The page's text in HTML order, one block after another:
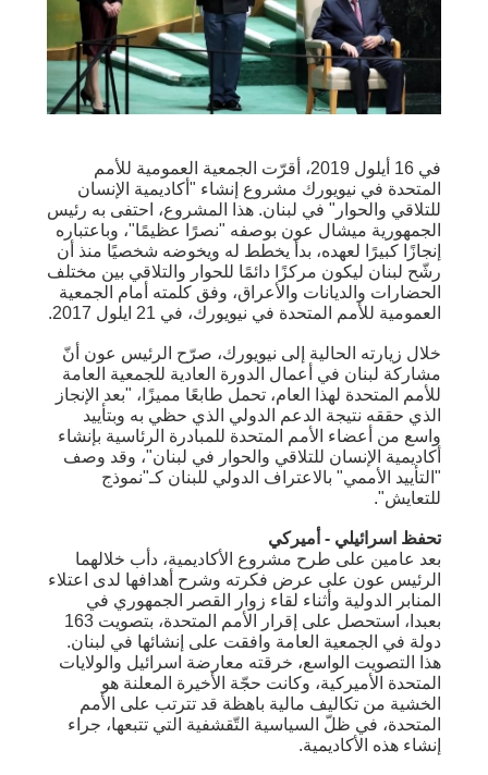
في 16 أيلول 2019، أقرّت الجمعية العمومية للأمم
المتحدة في نيويورك مشروع إنشاء "أكاديمية الإنسان
للتلاقي والحوار" في لبنان. هذا المشروع، احتفى به رئيس
الجمهورية ميشال عون بوصفه "نصرًا عظيمًا"، وباعتباره
إنجازًا كبيرًا لعهده، بدأ يخطط له ويخوضه شخصيًا منذ أن
رشّح لبنان ليكون مركزًا دائمًا للحوار والتلاقي بين مختلف
الحضارات والديانات والأعراق، وفق كلمته أمام الجمعية
العمومية للأمم المتحدة في نيويورك، في 21 ايلول 2017.
خلال زيارته الحالية إلى نيويورك، صرّح الرئيس عون أنّ
مشاركة لبنان في أعمال الدورة العادية للجمعية العامة
للأمم المتحدة لهذا العام، تحمل طابعًا مميزًا، "بعد الإنجاز
الذي حققه نتيجة الدعم الدولي الذي حظي به وبتأييد
واسع من أعضاء الأمم المتحدة للمبادرة الرئاسية بإنشاء
أكاديمية الإنسان للتلاقي والحوار في لبنان"، وقد وصف
"التأييد الأممي" بالاعتراف الدولي للبنان كـ"نموذج
للتعايش".
تحفظ اسرائيلي - أميركي
بعد عامين على طرح مشروع الأكاديمية، دأب خلالهما
الرئيس عون على عرض فكرته وشرح أهدافها لدى اعتلاء
المنابر الدولية وأثناء لقاء زوار القصر الجمهوري في
بعبدا، استحصل على إقرار الأمم المتحدة، بتصويت 163
دولة في الجمعية العامة وافقت على إنشائها في لبنان.
هذا التصويت الواسع، خرقته معارضة اسرائيل والولايات
المتحدة الأميركية، وكانت حجّة الأخيرة المعلنة هو
الخشية من تكاليف مالية باهظة قد تترتب على الأمم
المتحدة، في ظلّ السياسية التّقشفية التي تتبعها، جراء
إنشاء هذه الأكاديمية.